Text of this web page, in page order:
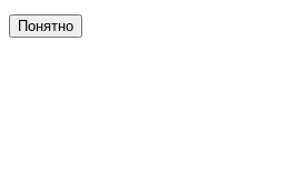
Понятно